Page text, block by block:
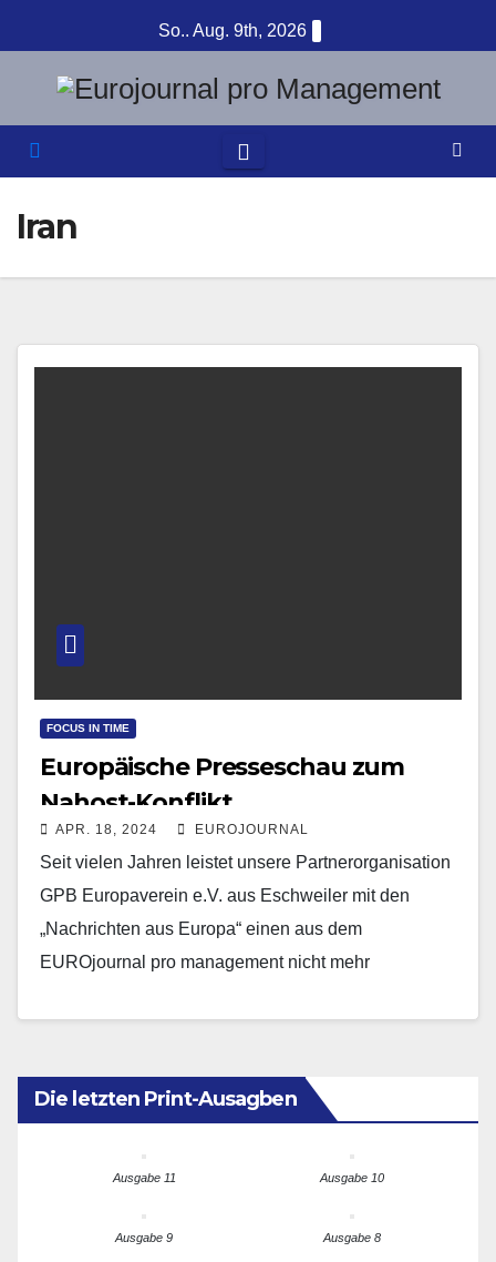
Inhalt
springen
So.. Aug. 9th, 2026
Iran
FOCUS IN TIME
Europäische Presseschau zum
Nahost-Konflikt
APR. 18, 2024 EUROJOURNAL
Seit vielen Jahren leistet unsere Partnerorganisation
GPB Europaverein e.V. aus Eschweiler mit den
„Nachrichten aus Europa“ einen aus dem
EUROjournal pro management nicht mehr
Die letzten Print-Ausagben
Ausgabe 11 Ausgabe 10
Ausgabe 9 Ausgabe 8